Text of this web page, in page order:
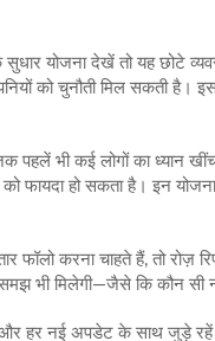
योजना देखें तो यह छोटे
को चुनौती मिल सकती
भी कई लोगों का ध्यान खींच
को फायदा हो सकता है। इन
फॉलो करना चाहते हैं, तो रोज़
भी मिलेगी—जैसे कि कौन सी
और हर नई अपडेट के साथ जुड़े